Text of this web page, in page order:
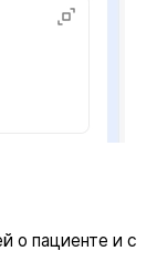
о пациенте и с